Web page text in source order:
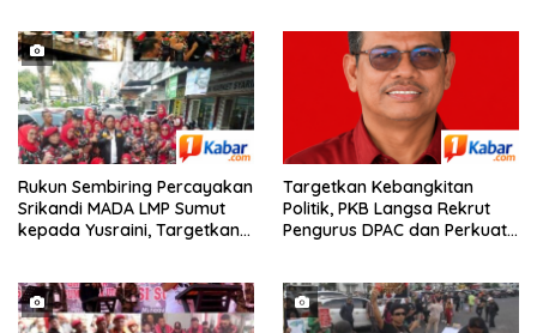
Rukun Sembiring Percayakan
Srikandi MADA LMP Sumut
kepada Yusraini, Targetkan
Targetkan Kebangkitan
Politik, PKB Langsa Rekrut
Pengurus DPAC dan Perkuat